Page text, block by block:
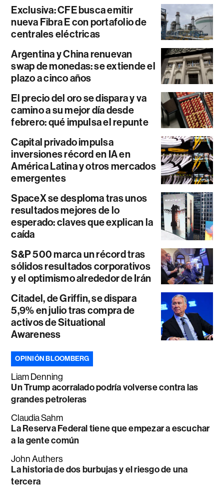
Exclusiva: CFE busca emitir
nueva Fibra E con portafolio de
centrales eléctricas
Argentina y China renuevan
swap de monedas: se extiende el
plazo a cinco años
El precio del oro se dispara y va
camino a su mejor día desde
febrero: qué impulsa el repunte
Capital privado impulsa
inversiones récord en IA en
América Latina y otros mercados
emergentes
SpaceX se desploma tras unos
resultados mejores de lo
esperado: claves que explican la
caída
S&P 500 marca un récord tras
sólidos resultados corporativos
y el optimismo alrededor de Irán
Citadel, de Griffin, se dispara
5,9% en julio tras compra de
activos de Situational
Awareness
OPINIÓN BLOOMBERG
Liam Denning
Un Trump acorralado podría volverse contra las
grandes petroleras
Claudia Sahm
La Reserva Federal tiene que empezar a escuchar
a la gente común
John Authers
La historia de dos burbujas y el riesgo de una
tercera